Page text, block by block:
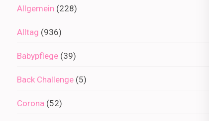
Allgemein (228)
Alltag (936)
Babypflege (39)
Back Challenge (5)
Corona (52)